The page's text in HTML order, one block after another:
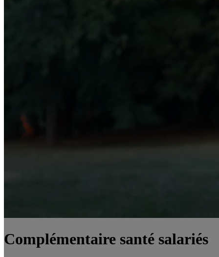
Complémentaire santé salariés